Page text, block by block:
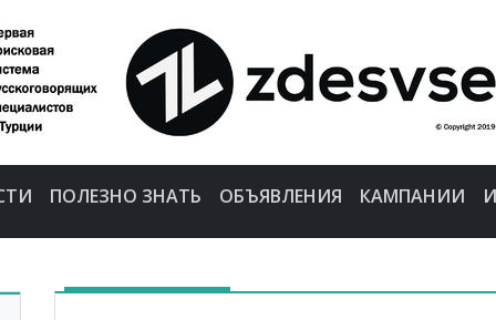
ПОЛЕЗНО ЗНАТЬ ОБЪЯВЛЕНИЯ КАМПАНИИ